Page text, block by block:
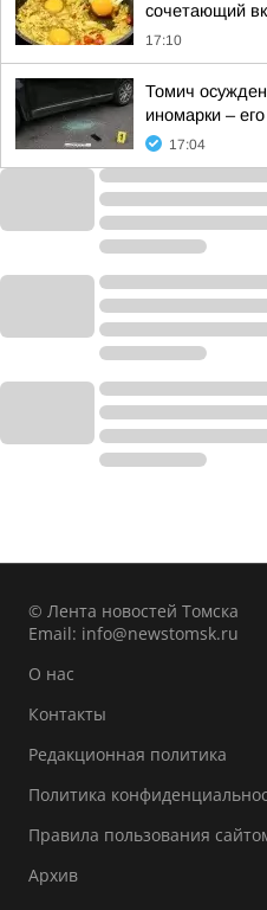
сочетающий
17:10
Томич
иномарки –
17:04
© Лента новостей Томска
Email: info@newstomsk.ru
О нас
Контакты
Редакционная политика
Политика
Правила пользования
Архив